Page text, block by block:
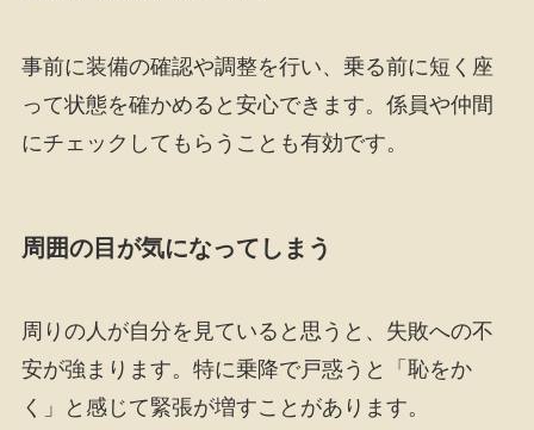
事前に装備の確認や調整を行い、乗る前に短く座
って状態を確かめると安心できます。係員や仲間
にチェックしてもらうことも有効です。
周囲の目が気になってしまう
周りの人が自分を見ていると思うと、失敗への不
安が強まります。特に乗降で戸惑うと「恥をか
く」と感じて緊張が増すことがあります。